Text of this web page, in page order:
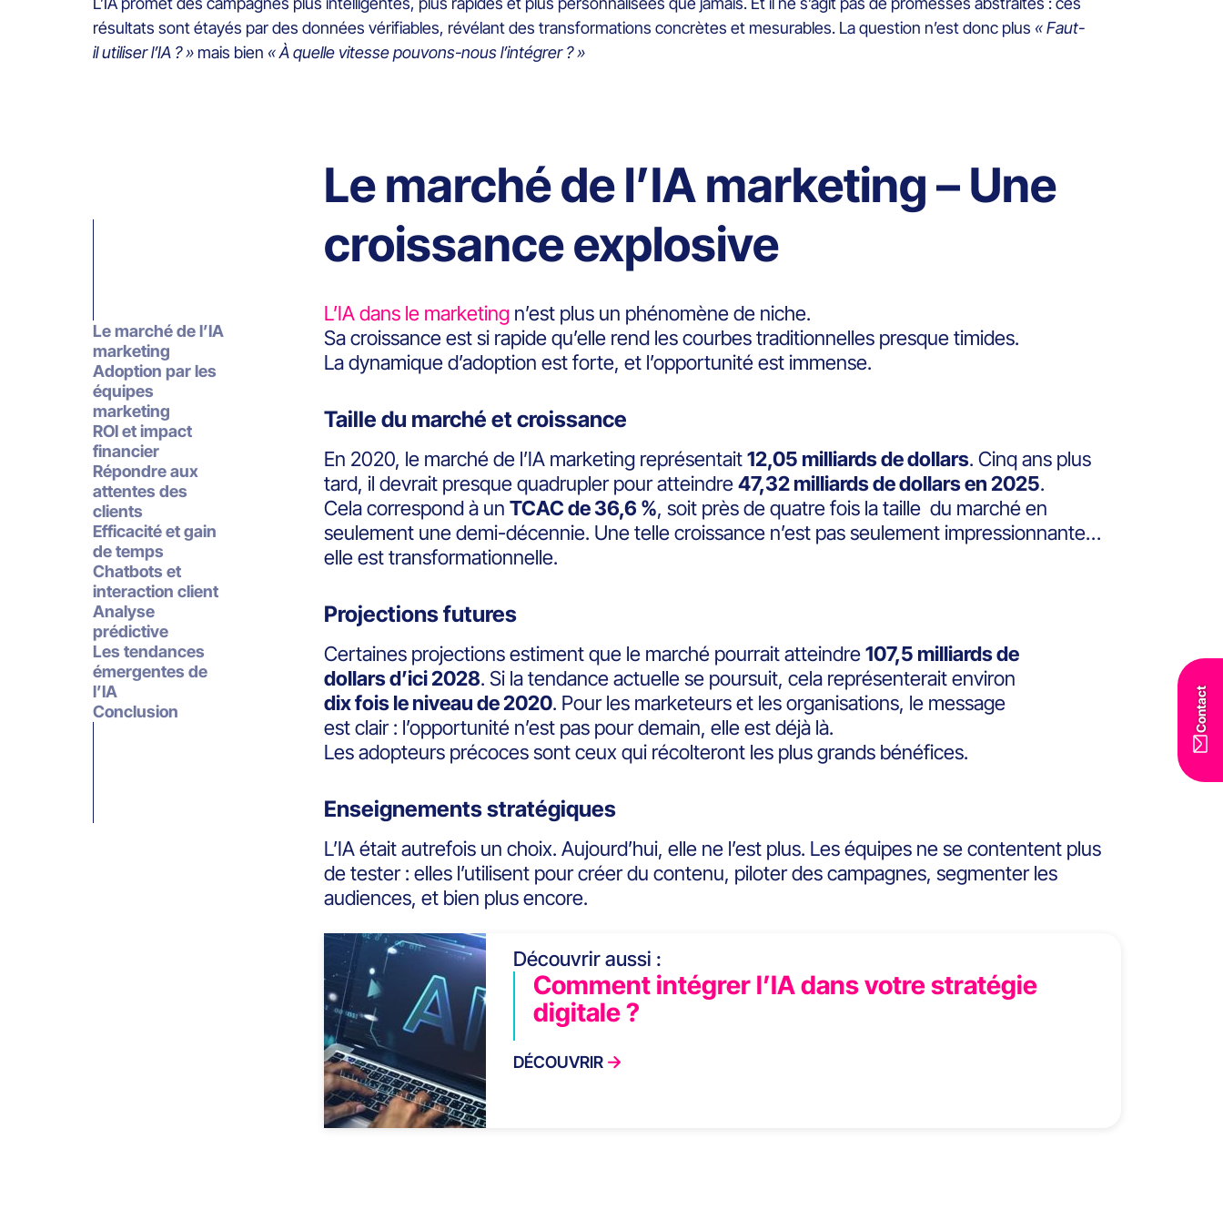
Contact
résultats sont étayés par des données vérifiables, révélant des transformations concrètes et mesurables. La question n’est donc plus « Faut-
il utiliser l’IA ? » mais bien « À quelle vitesse pouvons-nous l’intégrer ? »
Le marché de l’IA
marketing
Adoption par les
équipes
marketing
ROI et impact
financier
Répondre aux
attentes des
clients
Efficacité et gain
de temps
Chatbots et
interaction client
Analyse
prédictive
Les tendances
émergentes de
l’IA
Conclusion
Le marché de l’IA marketing – Une
croissance explosive
L’IA dans le marketingn’est plus un phénomène de niche.
Sa croissance est si rapide qu’elle rend les courbes traditionnelles presque timides.
La dynamique d’adoption est forte, et l’opportunité est immense.
Taille du marché et croissance
En 2020, le marché de l’IA marketing représentait12,05 milliards de dollars. Cinq ans plus
tard, il devrait presque quadrupler pour atteindre47,32 milliards de dollars en 2025.
Cela correspond à un TCAC de 36,6 %, soit près de quatre fois la taille du marché en
seulement une demi-décennie. Une telle croissance n’est pas seulement impressionnante…
elle est transformationnelle.
Projections futures
Certaines projections estiment que le marché pourrait atteindre107,5 milliards de
dollars d’ici 2028. Si la tendance actuelle se poursuit, cela représenterait environ
dix fois le niveau de 2020. Pour les marketeurs et les organisations, le message
est clair : l’opportunité n’est pas pour demain, elle est déjà là.
Les adopteurs précoces sont ceux qui récolteront les plus grands bénéfices.
Enseignements stratégiques
L’IA était autrefois un choix. Aujourd’hui, elle ne l’est plus. Les équipes ne se contentent plus
de tester : elles l’utilisent pour créer du contenu, piloter des campagnes, segmenter les
audiences, et bien plus encore.
Découvrir aussi :
Comment intégrer l’IA dans votre stratégie
digitale ?
DÉCOUVRIR